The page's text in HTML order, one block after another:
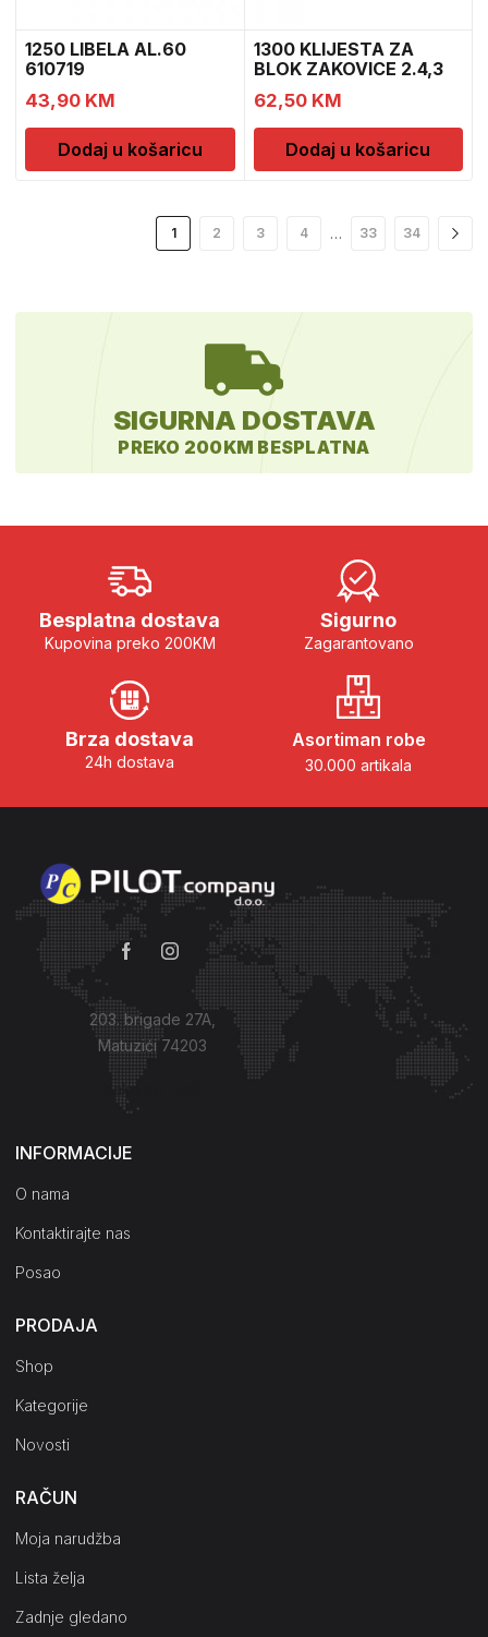
1250 LIBELA AL.60
610719
43,90 KM
Dodaj u košaricu
1300 KLIJESTA ZA
BLOK ZAKOVICE 2.4,3
615
62,50 KM
Dodaj u košaricu
1 2 3 4 … 33 34
SIGURNA DOSTAVA
PREKO 200KM BESPLATNA
Besplatna dostava
Kupovina preko 200KM
Sigurno
Zagarantovano
Brza dostava
24h dostava
Asortiman robe
30.000 artikala
203. brigade 27A,
Matuzići 74203
Kako do nas?
INFORMACIJE
O nama
Kontaktirajte nas
Posao
PRODAJA
Shop
Kategorije
Novosti
RAČUN
Moja narudžba
Lista želja
Zadnje gledano